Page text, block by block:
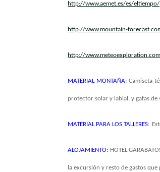
http://www.aemet.es/es/
http://www.mountain-
http://
MATERIAL MONTAÑA: Camiseta
protector solar y labial, y gafas de
MATERIAL PARA LOS TALLERES:
ALOJAMIENTO: HOTEL
la excursión y resto de gastos